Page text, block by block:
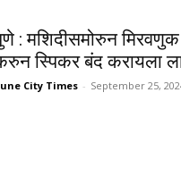
: मशिदीसमोरुन
स्पिकर बंद करायला
City Times - September 25,